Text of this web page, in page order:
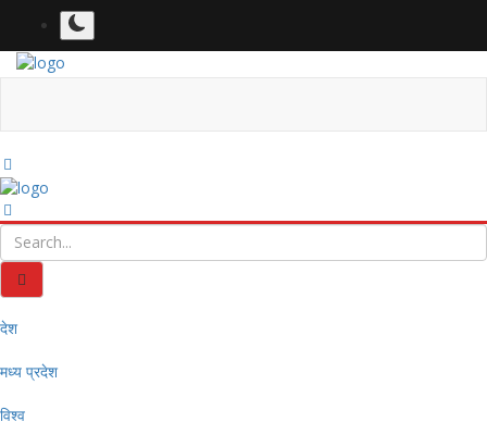
देश
मध्य प्रदेश
विश्व